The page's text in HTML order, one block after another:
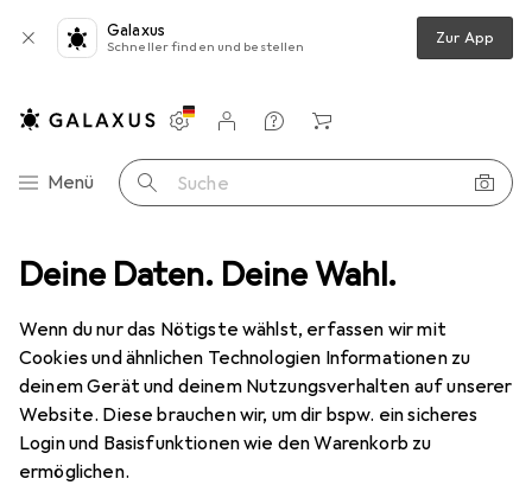
Deine Daten. Deine Wahl.
Wenn du nur das Nötigste wählst, erfassen wir mit
Cookies und ähnlichen Technologien Informationen zu
deinem Gerät und deinem Nutzungsverhalten auf unserer
Website. Diese brauchen wir, um dir bspw. ein sicheres
Login und Basisfunktionen wie den Warenkorb zu
ermöglichen.
Galaxus
Schneller finden und bestellen Zur App
Navigation nach Kategorien
Menü Suche
Einstellungen
Kundenkonto
Vergleichslisten
Merklisten
Warenkorb
Zubehör Tablet Schutzfolie eSTUFF Samsung Galaxy TAB S7
2 Bilder
eSTUFFSamsung Galaxy TAB S7
EUR
48,08